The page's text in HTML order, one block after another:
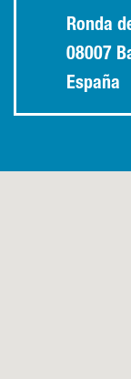
Ronda
08007
España